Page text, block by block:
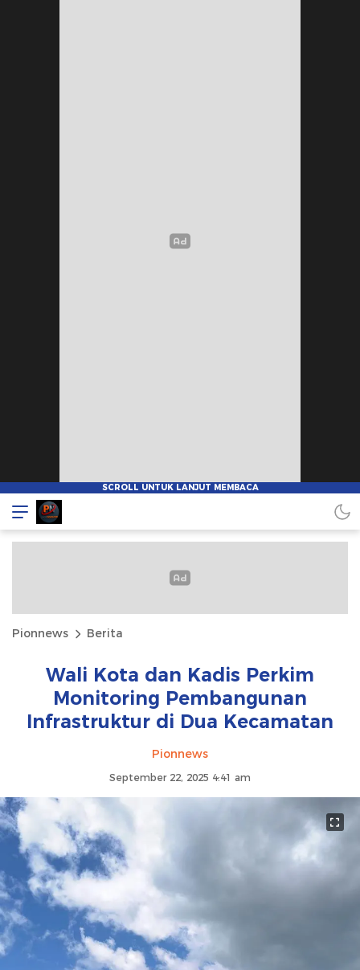
Pionnews Berita
Wali Kota dan Kadis Perkim
Monitoring Pembangunan
Infrastruktur di Dua Kecamatan
Pionnews
September 22, 2025 4:41 am